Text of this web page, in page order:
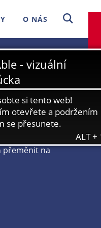
O NÁS
energii
přeměnit na
Bude se vám tady líbit, díky
cookies to můžeme slíbit.
informací